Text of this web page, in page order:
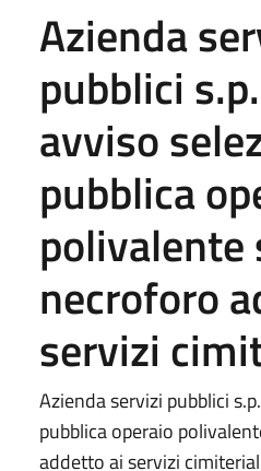
Azienda
pubblici
avviso
pubblica
polivalente
necroforo
servizi
Azienda servizi pubblici
pubblica operaio
addetto ai servizi